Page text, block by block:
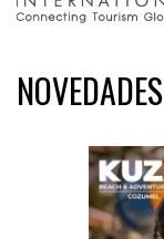
NOVEDADES